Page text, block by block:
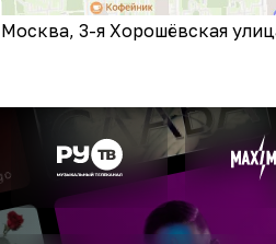
Москва, 3-я Хорошёвская